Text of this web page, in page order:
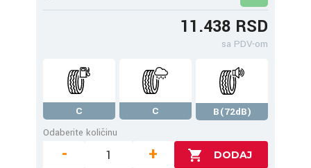
11.438 RSD
sa PDV-om
C C
B(72dB)
Odaberite količinu
- +